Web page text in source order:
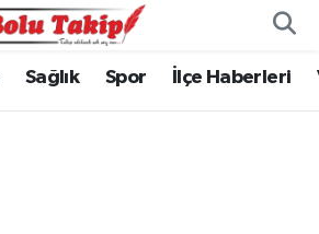
Sağlık Spor İlçe Haberleri